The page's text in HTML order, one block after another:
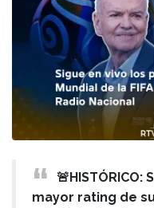
mayor rating de